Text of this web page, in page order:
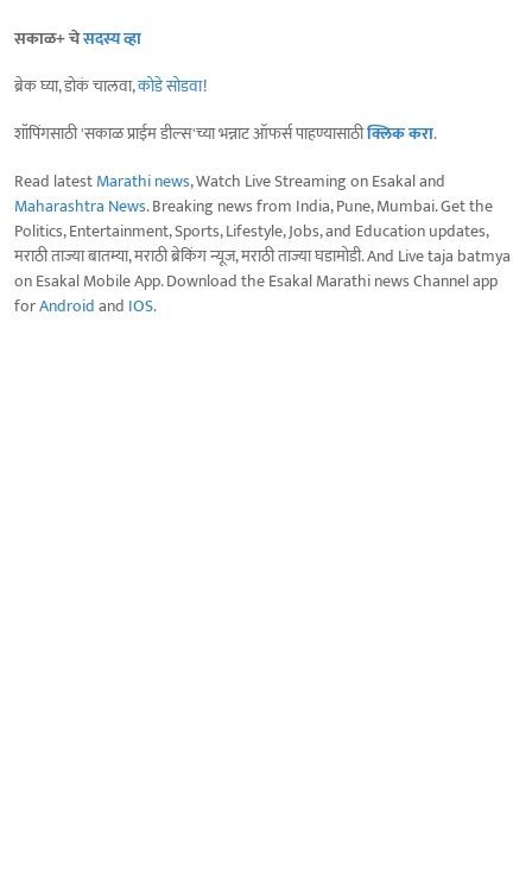
सकाळ+ चेसदस्य व्हा
ब्रेक घ्या, डोकं चालवा,कोडे सोडवा!
शॉपिंगसाठी 'सकाळ प्राईम डील्स'च्या भन्नाट ऑफर्स पाहण्यासाठीक्लिक करा.
Read latestMarathi news, Watch Live Streaming on Esakal and
Maharashtra News. Breaking news from India, Pune, Mumbai. Get the
Politics, Entertainment, Sports, Lifestyle, Jobs, and Education updates,
मराठी ताज्या बातम्या, मराठी ब्रेकिंग न्यूज, मराठी ताज्या घडामोडी. And Live taja batmya
on Esakal Mobile App. Download the Esakal Marathi news Channel app
forAndroidand IOS.